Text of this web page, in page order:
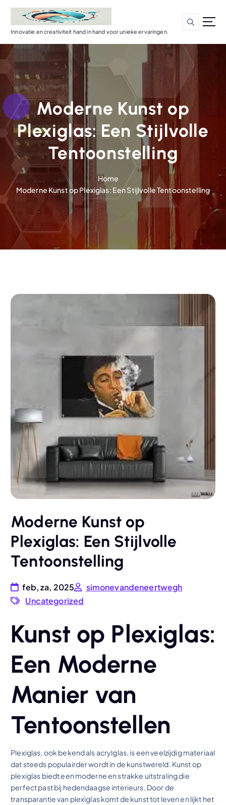
d
n
Innovatie en creativiteit hand in hand voor unieke ervaringen.
Moderne Kunst op
Plexiglas: Een Stijlvolle
Tentoonstelling
Home
Moderne Kunst op Plexiglas: Een Stijlvolle Tentoonstelling
Moderne Kunst op
Plexiglas: Een Stijlvolle
Tentoonstelling
feb, za, 2025
simonevandeneertwegh
Uncategorized
Kunst op Plexiglas:
Een Moderne
Manier van
Tentoonstellen
Plexiglas, ook bekend als acrylglas, is een veelzijdig materiaal
dat steeds populairder wordt in de kunstwereld. Kunst op
plexiglas biedt een moderne en strakke uitstraling die
perfect past bij hedendaagse interieurs. Door de
transparantie van plexiglas komt de kunst tot leven en lijkt het